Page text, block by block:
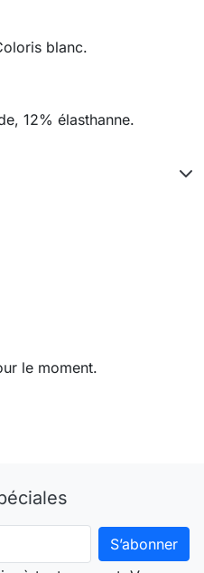
blanc.
12% élasthanne.
le moment.